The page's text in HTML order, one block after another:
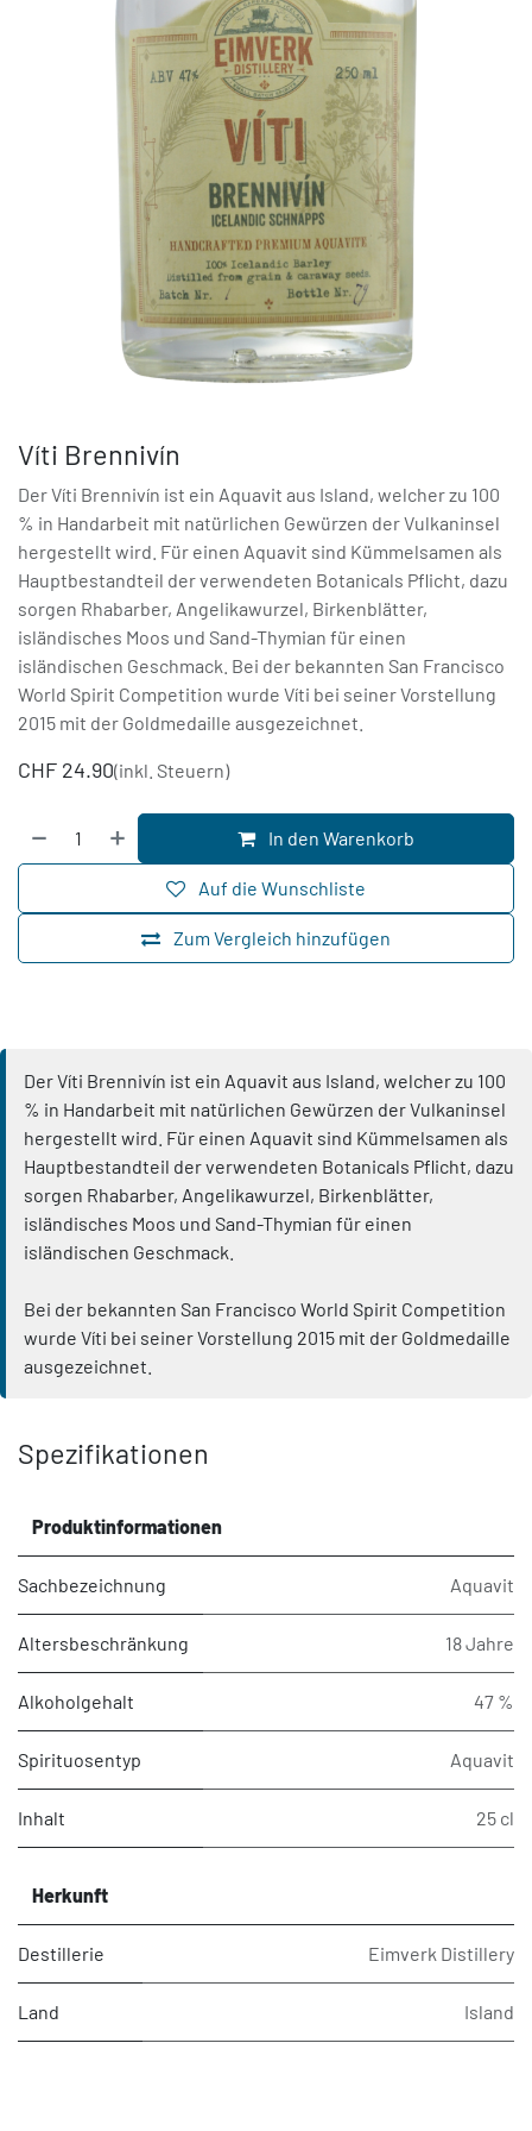
Víti Brennivín
Der Víti Brennivín ist ein Aquavit aus Island, welcher zu 100
% in Handarbeit mit natürlichen Gewürzen der Vulkaninsel
hergestellt wird. Für einen Aquavit sind Kümmelsamen als
Hauptbestandteil der verwendeten Botanicals Pflicht, dazu
sorgen Rhabarber, Angelikawurzel, Birkenblätter,
isländisches Moos und Sand-Thymian für einen
isländischen Geschmack. Bei der bekannten San Francisco
World Spirit Competition wurde Víti bei seiner Vorstellung
2015 mit der Goldmedaille ausgezeichnet.
CHF 24.90(inkl. Steuern)
In den Warenkorb
Zum Vergleich hinzufügen
Auf die Wunschliste
Der Víti Brennivín ist ein Aquavit aus Island, welcher zu 100
% in Handarbeit mit natürlichen Gewürzen der Vulkaninsel
hergestellt wird. Für einen Aquavit sind Kümmelsamen als
Hauptbestandteil der verwendeten Botanicals Pflicht, dazu
sorgen Rhabarber, Angelikawurzel, Birkenblätter,
isländisches Moos und Sand-Thymian für einen
isländischen Geschmack.
Bei der bekannten San Francisco World Spirit Competition
wurde Víti bei seiner Vorstellung 2015 mit der Goldmedaille
ausgezeichnet.
Spezifikationen
Produktinformationen
Sachbezeichnung Aquavit
Altersbeschränkung 18 Jahre
Alkoholgehalt 47 %
Spirituosentyp Aquavit
Inhalt 25 cl
Herkunft
Destillerie Eimverk Distillery
Land Island